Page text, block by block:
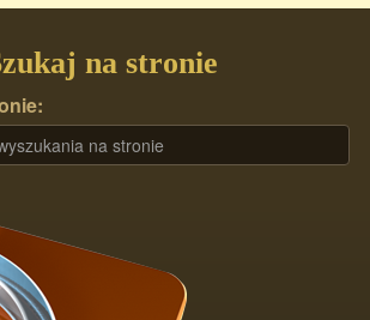
na stronie